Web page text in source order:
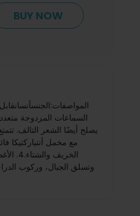
BUY NOW
السماعات المزدوجة
مع مخمل أنتياركتيكا